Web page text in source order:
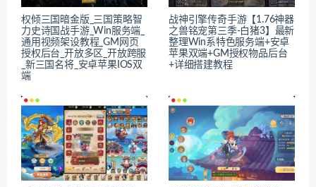
权倾三国暗金版_三国策略智
力史诗国战手游_Win服务端_
通用视频架设教程_GM网页
授权后台_开放多区_开放跨服
_新三国名将_安卓苹果IOS双
端
战神引擎传奇手游【1.76神器
之兽铭宠第三季-白猪3】最新
整理Win系特色服务端+安卓
苹果双端+GM授权物品后台
+详细搭建教程